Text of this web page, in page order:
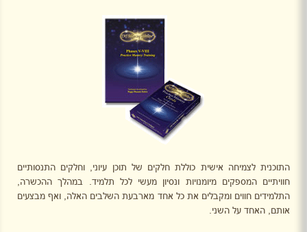
התוכנית לצמיחה אישית כוללת חלקים של תוכן עיוני, וחלקים התנסותיים
חוויתיים המספקים מיומנויות ונסיון מעשי לכל תלמיד. במהלך ההכשרה,
התלמידים חווים ומקבלים את כל אחד מארבעת השלבים האלה, ואף מבצעים
אותם, האחד על השני.